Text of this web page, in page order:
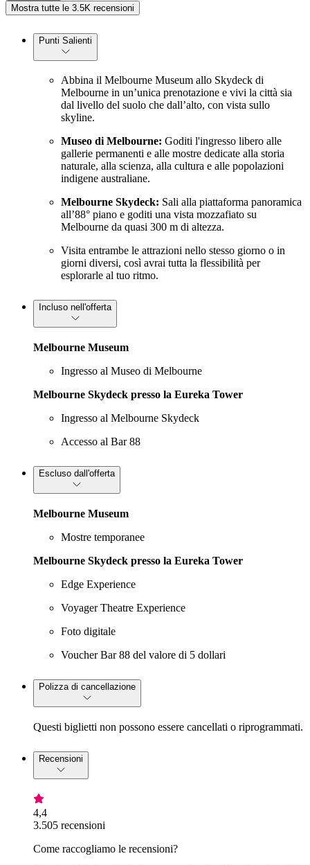
Mostra tutte le 3.5K recensioni
Punti Salienti
Abbina il Melbourne Museum allo Skydeck di
Melbourne in un’unica prenotazione e vivi la città sia
dal livello del suolo che dall’alto, con vista sullo
skyline.
Museo di Melbourne: Goditi l'ingresso libero alle
gallerie permanenti e alle mostre dedicate alla storia
naturale, alla scienza, alla cultura e alle popolazioni
indigene australiane.
Melbourne Skydeck: Sali alla piattaforma panoramica
all’88° piano e goditi una vista mozzafiato su
Melbourne da quasi 300 m di altezza.
Visita entrambe le attrazioni nello stesso giorno o in
giorni diversi, così avrai tutta la flessibilità per
esplorarle al tuo ritmo.
Incluso nell'offerta
Melbourne Museum
Ingresso al Museo di Melbourne
Melbourne Skydeck presso la Eureka Tower
Ingresso al Melbourne Skydeck
Accesso al Bar 88
Escluso dall'offerta
Melbourne Museum
Mostre temporanee
Melbourne Skydeck presso la Eureka Tower
Edge Experience
Voyager Theatre Experience
Foto digitale
Voucher Bar 88 del valore di 5 dollari
Polizza di cancellazione
Questi biglietti non possono essere cancellati o riprogrammati.
Recensioni
4,4
3.505 recensioni
Come raccogliamo le recensioni?